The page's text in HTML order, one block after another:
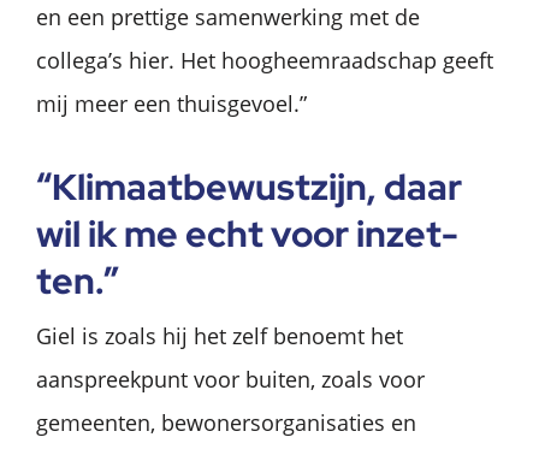
en een prettige samenwerking met de
collega’s hier. Het hoogheemraadschap geeft
mij meer een thuisgevoel.”
“Kli­maat­be­wust­zijn, daar
wil ik me echt voor in­zet­
ten.”
Giel is zoals hij het zelf benoemt het
aanspreekpunt voor buiten, zoals voor
gemeenten, bewonersorganisaties en